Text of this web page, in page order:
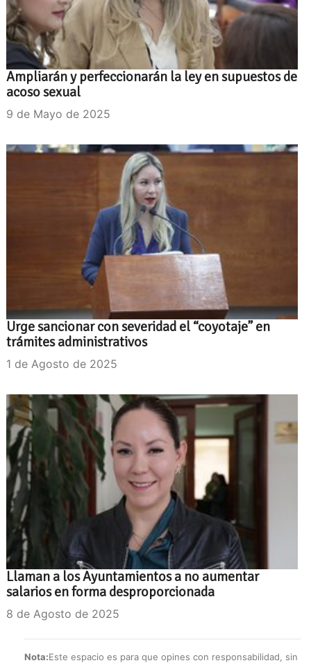
Ampliarán y perfeccionarán la ley en supuestos de
acoso sexual
9 de Mayo de 2025
Urge sancionar con severidad el “coyotaje” en
trámites administrativos
1 de Agosto de 2025
Llaman a los Ayuntamientos a no aumentar
salarios en forma desproporcionada
8 de Agosto de 2025
Nota:Este espacio es para que opines con responsabilidad, sin